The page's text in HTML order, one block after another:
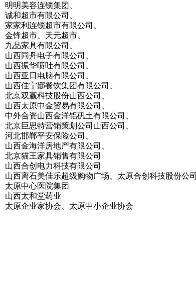
明明美容连锁集团、
诚和超市有限公司、
家家利连锁超市有限公司、
金锋超市、天元超市、
九品家具有限公司、
山西同舟电子有限公司、
山西振华喷吐有限公司、
山西亚日电脑有限公司、
山西佳宁娜餐饮集团有限公司、
北京双赢科技股份山西公司、
山西太原中金贸易有限公司、
中外合资山西金洋铝矾土有限公司、
北京巨思特营销策划公司山西公司、
河北邯郸平安保险公司、
山西金海洋房地产有限公司、
北京猫王家具销售有限公司
山西合创电力科技有限公司
山西离石美佳乐超级购物广场、太原合创科技股份公司
太原中心医院集团
山西太和堂药业
太原企业家协会、太原中小企业协会